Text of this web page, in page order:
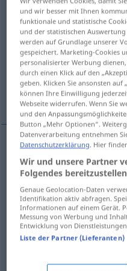
Übersicht aller
(Für mehr Details die
ruhig, ausgeglichen,
heiter
ruhig serein(≈ calme)
ausgeglichen serein
leidenschaftslos serein
und wir besser mit Ihnen
funktionale und statistische
und der statistischen
werden auf Grundlage unserer
gespeichert. Marketing-Cookies
personalisierter Werbung
durch einen Klick auf den
geben. Klicken Sie ansonsten
können Ihre Einwilligung
Webseite widerrufen. Wenn Sie
und den
Button „Mehr Optionen“.
Datenverarbeitung entnehmen
Datenschutzerklärung. Hier
Wir und unsere Partner
Folgendes
Genaue Geolocation-Daten
Identifikation aktiv abfragen.
Informationen auf einem Gerät.
Messung von Werbung und
Entwicklung von
Liste der Partner (Lieferanten)